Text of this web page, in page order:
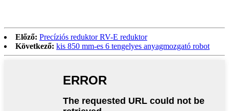
Előző: Precíziós reduktor RV-E reduktor
Következő: kis 850 mm-es 6 tengelyes anyagmozgató robot